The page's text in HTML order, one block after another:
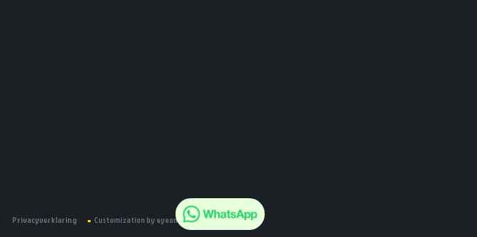
Privacyverklaring Customization by eyeonline